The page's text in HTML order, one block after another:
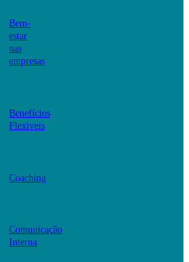
Bem-
estar
nas
empresas
Benefícios
Flexíveis
Coaching
Comunicação
Interna